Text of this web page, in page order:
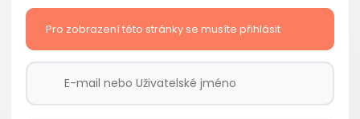
Pro zobrazení této stránky se musíte přihlásit